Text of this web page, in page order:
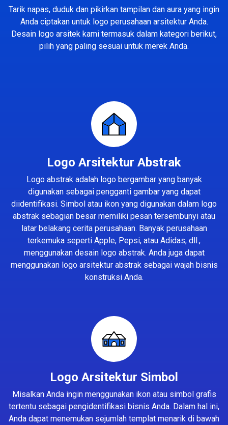
Tarik napas, duduk dan pikirkan tampilan dan aura yang ingin
Anda ciptakan untuk logo perusahaan arsitektur Anda.
Desain logo arsitek kami termasuk dalam kategori berikut,
pilih yang paling sesuai untuk merek Anda.
Logo Arsitektur Abstrak
Logo abstrak adalah logo bergambar yang banyak
digunakan sebagai pengganti gambar yang dapat
diidentifikasi. Simbol atau ikon yang digunakan dalam logo
abstrak sebagian besar memiliki pesan tersembunyi atau
latar belakang cerita perusahaan. Banyak perusahaan
terkemuka seperti Apple, Pepsi, atau Adidas, dll.,
menggunakan desain logo abstrak. Anda juga dapat
menggunakan logo arsitektur abstrak sebagai wajah bisnis
konstruksi Anda.
Logo Arsitektur Simbol
Misalkan Anda ingin menggunakan ikon atau simbol grafis
tertentu sebagai pengidentifikasi bisnis Anda. Dalam hal ini,
Anda dapat menemukan sejumlah templat menarik di bawah